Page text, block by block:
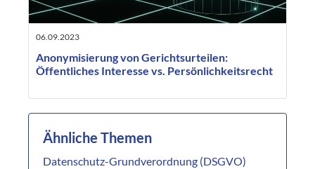
06.09.2023
Anonymisierung von Gerichtsurteilen:
Öffentliches Interesse vs. Persönlichkeitsrecht
Ähnliche Themen
Datenschutz-Grundverordnung (DSGVO)